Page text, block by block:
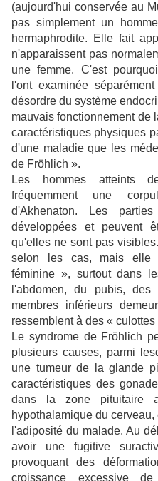
(aujourd'hui conservée au
pas simplement un
hermaphrodite. Elle fait
n'apparaissent pas
une femme. C'est
l'ont examinée
désordre du système
mauvais fonctionnement de
caractéristiques physiques
d'une maladie que les
de Fröhlich ».
Les hommes atteints
fréquemment une
d'Akhenaton. Les
développées et peuvent
qu'elles ne sont pas
selon les cas, mais elle
féminine », surtout dans
l'abdomen, du pubis,
membres inférieurs
ressemblent à des « culottes
Le syndrome de Fröhlich
plusieurs causes, parmi
une tumeur de la glande
caractéristiques des
dans la zone pituitaire
hypothalamique du
l'adiposité du malade. Au
avoir une fugitive
provoquant des
croissance excessive